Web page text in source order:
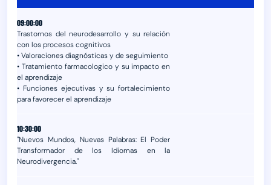
09:00:00
Trastornos del neurodesarrollo y su relación
con los procesos cognitivos
• Valoraciones diagnósticas y de seguimiento
• Tratamiento farmacologico y su impacto en
el aprendizaje
• Funciones ejecutivas y su fortalecimiento
para favorecer el aprendizaje
10:30:00
"Nuevos Mundos, Nuevas Palabras: El Poder
Transformador de los Idiomas en la
Neurodivergencia."